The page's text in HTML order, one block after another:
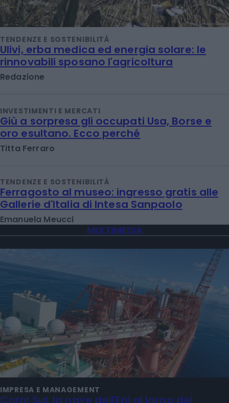
TENDENZE E SOSTENIBILITÀ
Ulivi, erba medica ed energia solare: le
rinnovabili sposano l'agricoltura
Redazione
INVESTIMENTI E MERCATI
Giù a sorpresa gli occupati Usa, Borse e
oro esultano. Ecco perché
Titta Ferraro
TENDENZE E SOSTENIBILITÀ
Ferragosto al museo: ingresso gratis alle
Gallerie d'Italia di Intesa Sanpaolo
Emanuela Meucci
MULTIMEDIA
IMPRESA E MANAGEMENT
Coral Sul, la nave dell'Eni al largo del